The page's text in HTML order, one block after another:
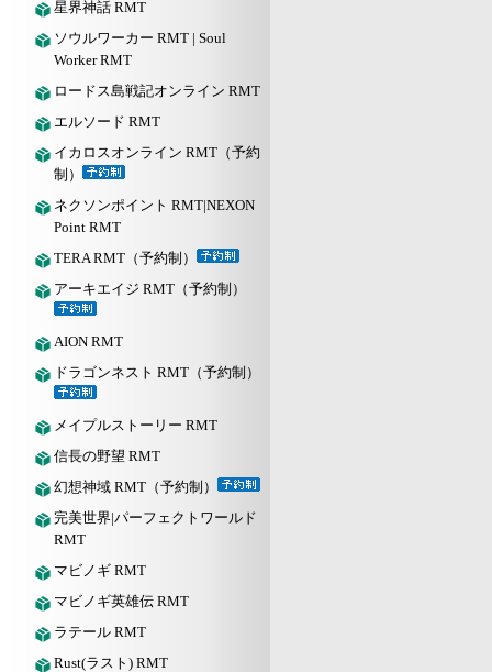
星界神話 RMT
ソウルワーカー RMT | Soul
Worker RMT
ロードス島戦記オンライン RMT
エルソード RMT
イカロスオンライン RMT（予約
制）
ネクソンポイント RMT|NEXON
Point RMT
TERA RMT（予約制）
アーキエイジ RMT（予約制）
AION RMT
ドラゴンネスト RMT（予約制）
メイプルストーリー RMT
信長の野望 RMT
幻想神域 RMT（予約制）
完美世界|パーフェクトワールド
RMT
マビノギ RMT
マビノギ英雄伝 RMT
ラテール RMT
Rust(ラスト) RMT